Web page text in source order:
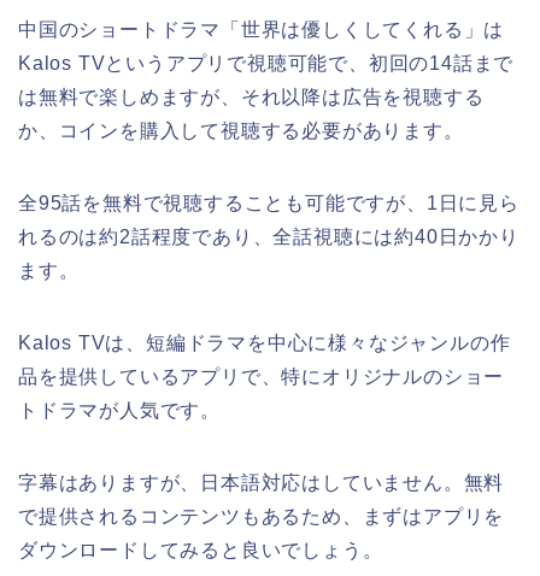
中国のショートドラマ「世界は優しくしてくれる」は
Kalos TVというアプリで視聴可能で、初回の14話まで
は無料で楽しめますが、それ以降は広告を視聴する
か、コインを購入して視聴する必要があります。
全95話を無料で視聴することも可能ですが、1日に見ら
れるのは約2話程度であり、全話視聴には約40日かかり
ます。
Kalos TVは、短編ドラマを中心に様々なジャンルの作
品を提供しているアプリで、特にオリジナルのショー
トドラマが人気です。
字幕はありますが、日本語対応はしていません。無料
で提供されるコンテンツもあるため、まずはアプリを
ダウンロードしてみると良いでしょう。